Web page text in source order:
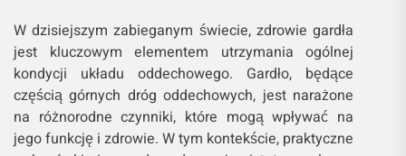
W dzisiejszym zabieganym świecie, zdrowie gardła
jest kluczowym elementem utrzymania ogólnej
kondycji układu oddechowego. Gardło, będące
częścią górnych dróg oddechowych, jest narażone
na różnorodne czynniki, które mogą wpływać na
jego funkcję i zdrowie. W tym kontekście, praktyczne